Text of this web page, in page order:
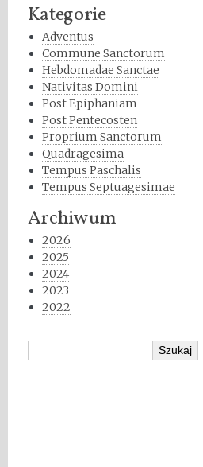
Kategorie
Adventus
Commune Sanctorum
Hebdomadae Sanctae
Nativitas Domini
Post Epiphaniam
Post Pentecosten
Proprium Sanctorum
Quadragesima
Tempus Paschalis
Tempus Septuagesimae
Archiwum
2026
2025
2024
2023
2022